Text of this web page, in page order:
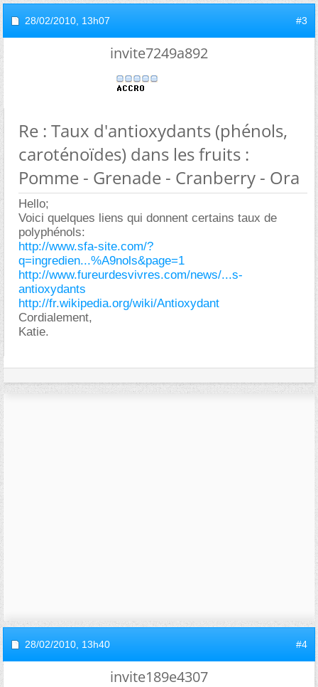
28/02/2010, 13h07 #3
invite7249a892
Re : Taux d'antioxydants (phénols,
caroténoïdes) dans les fruits :
Pomme - Grenade - Cranberry - Ora
Hello;
Voici quelques liens qui donnent certains taux de
polyphénols:
http://www.sfa-site.com/?
q=ingredien...%A9nols&page=1
http://www.fureurdesvivres.com/news/...s-
antioxydants
http://fr.wikipedia.org/wiki/Antioxydant
Cordialement,
Katie.
28/02/2010, 13h40 #4
invite189e4307